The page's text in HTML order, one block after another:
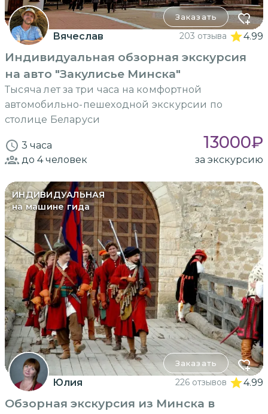
Заказать
Вячеслав 203 отзыва 4.99
Индивидуальная обзорная экскурсия
на авто "Закулисье Минска"
Тысяча лет за три часа на комфортной
автомобильно-пешеходной экскурсии по
столице Беларуси
3 часа 13000₽
до 4человек за экскурсию
ИНДИВИДУАЛЬНАЯ
на машине гида
Заказать
Юлия 226 отзывов 4.99
Обзорная экскурсия из Минска в